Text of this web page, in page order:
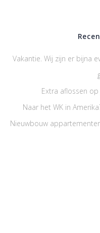
Vakantie. Wij zijn er bijna
Extra aflossen
Naar het WK in
Nieuwbouw